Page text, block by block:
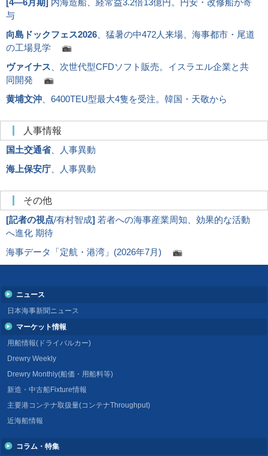
[4―6月期] 内海造船、経常益3.2倍13億円。円安・改修船が寄
与
向島ドックフェス2026 、猛暑の中472人来場、海事都市・尾道
の工場見学
ヴァイナス 、次世代型CFDソフト販売。イスラエル企業と共
同開発
黄埔文沖 、6400TEU型最大4隻を受注。韓国・天敬から
人事情報
国土交通省、人事異動
海上保安庁 、人事異動
その他
[記者の視点/有村智成] 若者への海事産業周知、効果的な活動
へ進化 期待
海事データ「定航・港湾」(2026年7月)
ニュース
日本海事新聞ニュース
マーケット情報
用船情報(ドライバルカー)
Drewry Weekly
Drewry Monthly(船価・用船料等)
新造・中古船Fixture情報
主要港コンテナ取扱量(コンテナThroughput)
近海船情報
コラム・特集